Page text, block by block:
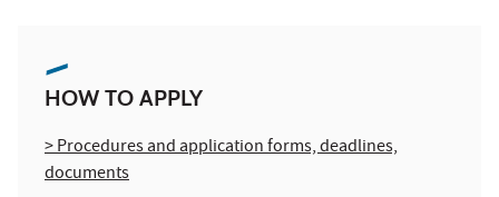
HOW TO APPLY
> Procedures and application forms, deadlines,
documents